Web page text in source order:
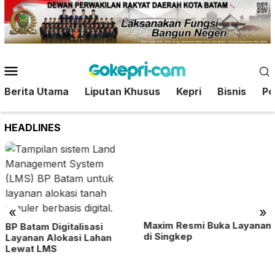
Loncat
ke
konten
Mobile
Berita Utama Liputan Khusus Kepri Bisnis
HEADLINES
« »
BP Batam Digitalisasi
Layanan Alokasi Lahan
Lewat LMS
Maxim Resmi Buka Layanan